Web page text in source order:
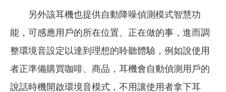
另外該耳機也提供自動降噪偵測模式智慧功
能，可感應用戶的所在位置、正在做的事，進而調
整環境音設定以達到理想的聆聽體驗，例如說使用
者正準備購買咖啡、商品，耳機會自動偵測用戶的
說話時機開啟環境音模式，不用讓使用者拿下耳